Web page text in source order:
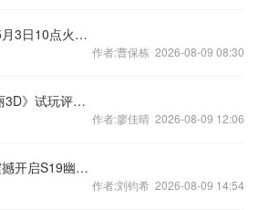
《烈焰手游》新服63服5月3日10点火爆开启
作者:曹保栋 2026-08-09 08:30
格斗卡牌手游《超级玛丽3D》试玩评测视频
作者:廖佳晴 2026-08-09 12:06
《全民攻城》4月27日震撼开启S19幽州之战
作者:刘钧希 2026-08-09 14:54